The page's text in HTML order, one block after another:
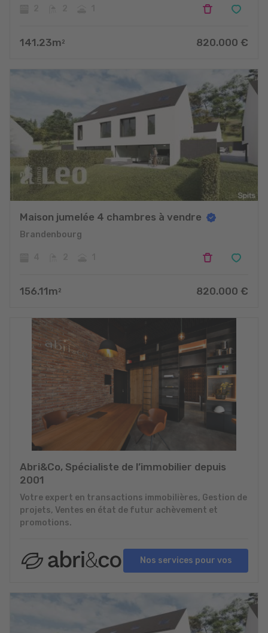
141.23m 2 820.000 €
Maison jumelée 4 chambres à vendre
Brandenbourg
156.11m 2 820.000 €
Abri&Co, Spécialiste de l’immobilier depuis
2001
Votre expert en transactions immobilières, Gestion de
projets, Ventes en état de futur achèvement et
promotions.
Nos services pour vos